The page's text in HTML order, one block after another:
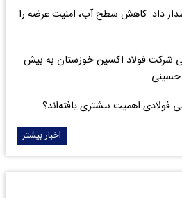
داد: کاهش سطح آب، امنیت عرضه را
شرکت فولاد اکسین خوزستان به بیش
اهمیت بیشتری یافته‌اند؟
اخبار بیشتر